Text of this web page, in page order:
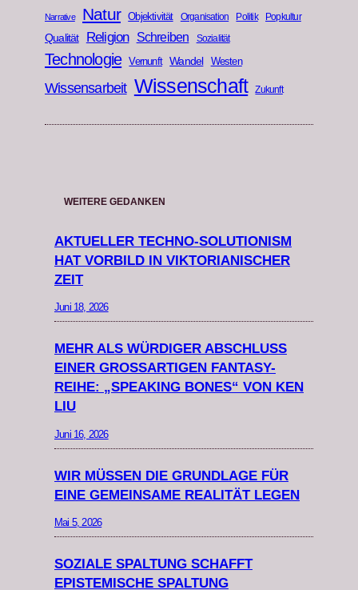
Narrative Natur Objektivität Organisation Politik Popkultur
Qualität Religion Schreiben Sozialität
Technologie Vernunft Wandel Westen
Wissensarbeit Wissenschaft Zukunft
WEITERE GEDANKEN
AKTUELLER TECHNO-SOLUTIONISM
HAT VORBILD IN VIKTORIANISCHER
ZEIT
Juni 18, 2026
MEHR ALS WÜRDIGER ABSCHLUSS
EINER GROSSARTIGEN FANTASY-R
EIHE: „SPEAKING BONES“ VON KEN L
IU
Juni 16, 2026
WIR MÜSSEN DIE GRUNDLAGE FÜR
EINE GEMEINSAME REALITÄT LEGEN
Mai 5, 2026
SOZIALE SPALTUNG SCHAFFT
EPISTEMISCHE SPALTUNG